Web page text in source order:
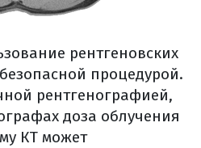
рентгеновских
процедурой.
рентгенографией,
доза облучения
КТ может